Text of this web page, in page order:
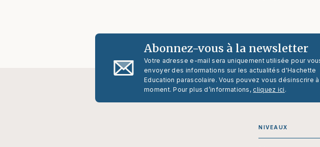
Abonnez-vous à la newsletter
Votre adresse e-mail sera uniquement utilisée pour
envoyer des informations sur les actualités d'Hachette
Education parascolaire. Vous pouvez vous désinscrire
moment. Pour plus d’informations, cliquez ici .
NIVEAUX